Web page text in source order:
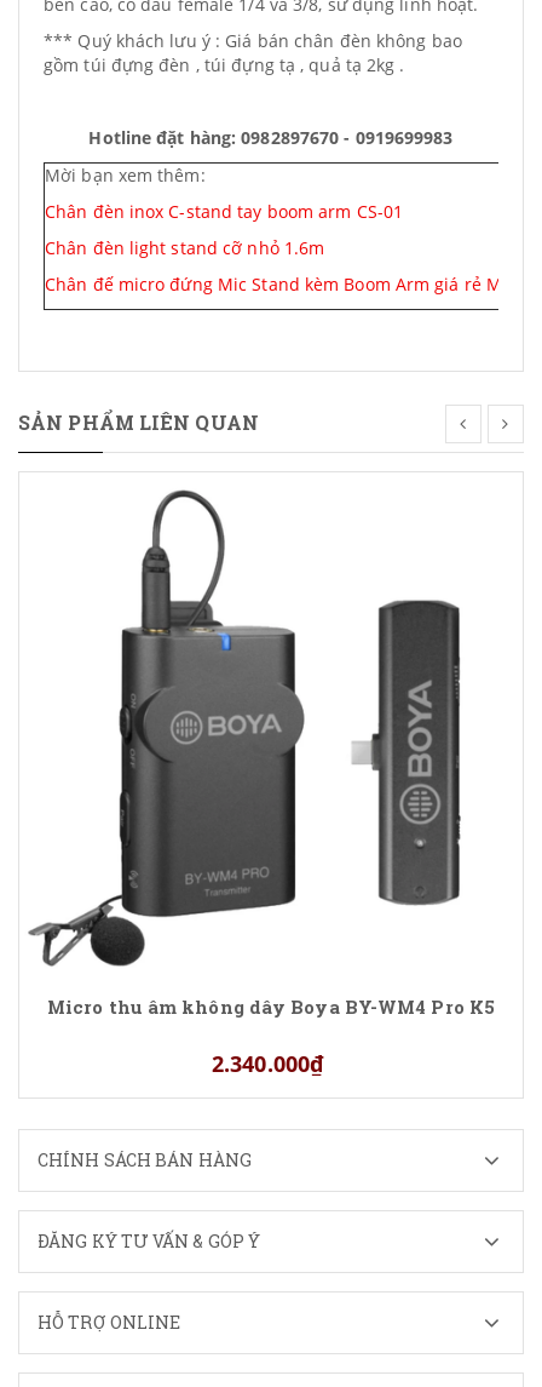
*** Quý khách lưu ý : Giá bán chân đèn không bao
gồm túi đựng đèn , túi đựng tạ , quả tạ 2kg .
Hotline đặt hàng: 0982897670 - 0919699983
Mời bạn xem thêm:
Chân đèn inox C-stand tay boom arm CS-01
Chân đèn light stand cỡ nhỏ 1.6m
Chân đế micro đứng Mic Stand kèm Boom Arm giá rẻ MS-
SẢN PHẨM LIÊN QUAN
Micro thu âm không dây Boya BY-WM4 Pro K5
2.340.000₫
CHÍNH SÁCH BÁN HÀNG
ĐĂNG KÝ TƯ VẤN & GÓP Ý
HỖ TRỢ ONLINE